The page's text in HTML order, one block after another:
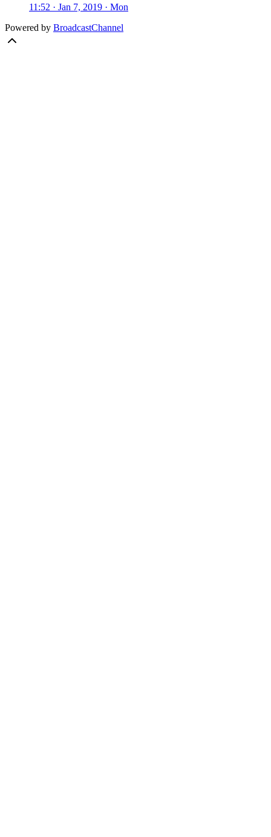
11:52 · Jan 7, 2019 · Mon
Powered by BroadcastChannel